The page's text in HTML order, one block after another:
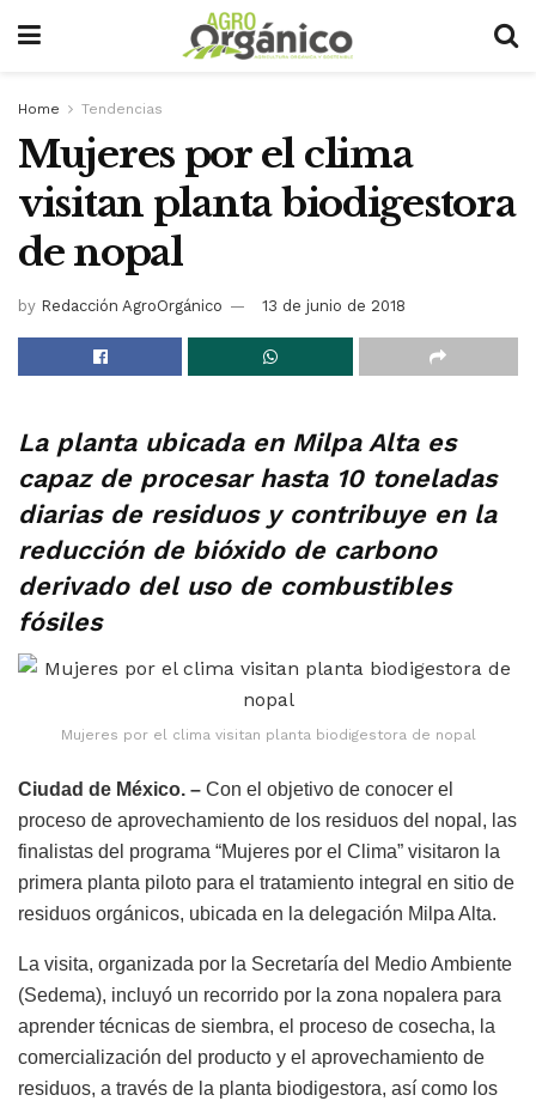
Home Tendencias
Mujeres por el clima
visitan planta biodigestora
de nopal
by Redacción AgroOrgánico 13 de junio de 2018
La planta ubicada en Milpa Alta es
capaz de procesar hasta 10 toneladas
diarias de residuos y contribuye en la
reducción de bióxido de carbono
derivado del uso de combustibles
fósiles
Mujeres por el clima visitan planta biodigestora de nopal
Ciudad de México. – Con el objetivo de conocer el
proceso de aprovechamiento de los residuos del nopal, las
finalistas del programa “Mujeres por el Clima” visitaron la
primera planta piloto para el tratamiento integral en sitio de
residuos orgánicos, ubicada en la delegación Milpa Alta.
La visita, organizada por la Secretaría del Medio Ambiente
(Sedema), incluyó un recorrido por la zona nopalera para
aprender técnicas de siembra, el proceso de cosecha, la
comercialización del producto y el aprovechamiento de
residuos, a través de la planta biodigestora, así como los